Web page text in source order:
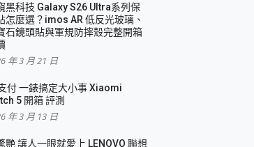
V30 Pro
黑科技 Galaxy S26 Ultra系列保
怎麼選？imos AR 低反光玻璃、
石鏡頭貼與軍規防摔殼完整開箱
年 3 月 21 日
付 一錶搞定大小事 Xiaomi
5 開箱 評測
年 3 月 13 日
艷 讓人一眼就愛上 LENOVO 聯想